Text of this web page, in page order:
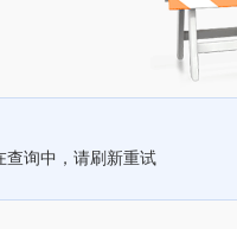
查询中，请刷新重试